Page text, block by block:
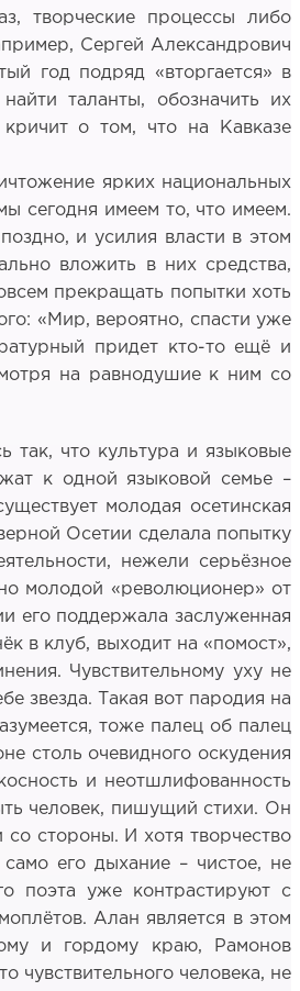
творческие процессы либо
Сергей Александрович
год подряд «вторгается» в
таланты, обозначить их
о том, что на Кавказе
ярких национальных
сегодня имеем то, что имеем.
и усилия власти в этом
вложить в них средства,
прекращать попытки хоть
«Мир, вероятно, спасти уже
придет кто-то ещё и
на равнодушие к ним со
что культура и языковые
к одной языковой семье –
молодая осетинская
Осетии сделала попытку
нежели серьёзное
молодой «революционер» от
его поддержала заслуженная
в клуб, выходит на «помост»,
Чувствительному уху не
звезда. Такая вот пародия на
тоже палец об палец
столь очевидного оскудения
и неотшлифованность
человек, пишущий стихи. Он
стороны. И хотя творчество
его дыхание – чистое, не
поэта уже контрастируют с
Алан является в этом
и гордому краю, Рамонов
чувствительного человека, не